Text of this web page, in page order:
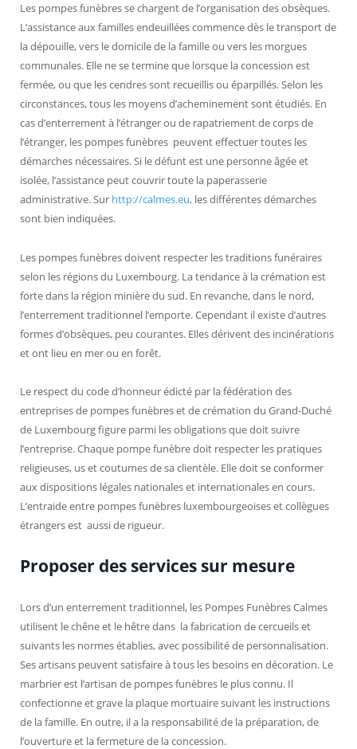
Les pompes funèbres se chargent de l’organisation des obsèques.
L’assistance aux familles endeuillées commence dès le transport de
la dépouille, vers le domicile de la famille ou vers les morgues
communales. Elle ne se termine que lorsque la concession est
fermée, ou que les cendres sont recueillis ou éparpillés. Selon les
circonstances, tous les moyens d’acheminement sont étudiés. En
cas d’enterrement à l’étranger ou de rapatriement de corps de
l’étranger, les pompes funèbres peuvent effectuer toutes les
démarches nécessaires. Si le défunt est une personne âgée et
isolée, l’assistance peut couvrir toute la paperasserie
administrative. Sur http://calmes.eu, les différentes démarches
sont bien indiquées.
Les pompes funèbres doivent respecter les traditions funéraires
selon les régions du Luxembourg. La tendance à la crémation est
forte dans la région minière du sud. En revanche, dans le nord,
l’enterrement traditionnel l’emporte. Cependant il existe d’autres
formes d’obsèques, peu courantes. Elles dérivent des incinérations
et ont lieu en mer ou en forêt.
Le respect du code d’honneur édicté par la fédération des
entreprises de pompes funèbres et de crémation du Grand-Duché
de Luxembourg figure parmi les obligations que doit suivre
l’entreprise. Chaque pompe funèbre doit respecter les pratiques
religieuses, us et coutumes de sa clientèle. Elle doit se conformer
aux dispositions légales nationales et internationales en cours.
L’entraide entre pompes funèbres luxembourgeoises et collègues
étrangers est aussi de rigueur.
Proposer des services sur mesure
Lors d’un enterrement traditionnel, les Pompes Funèbres Calmes
utilisent le chêne et le hêtre dans la fabrication de cercueils et
suivants les normes établies, avec possibilité de personnalisation.
Ses artisans peuvent satisfaire à tous les besoins en décoration. Le
marbrier est l’artisan de pompes funèbres le plus connu. Il
confectionne et grave la plaque mortuaire suivant les instructions
de la famille. En outre, il a la responsabilité de la préparation, de
l’ouverture et la fermeture de la concession.